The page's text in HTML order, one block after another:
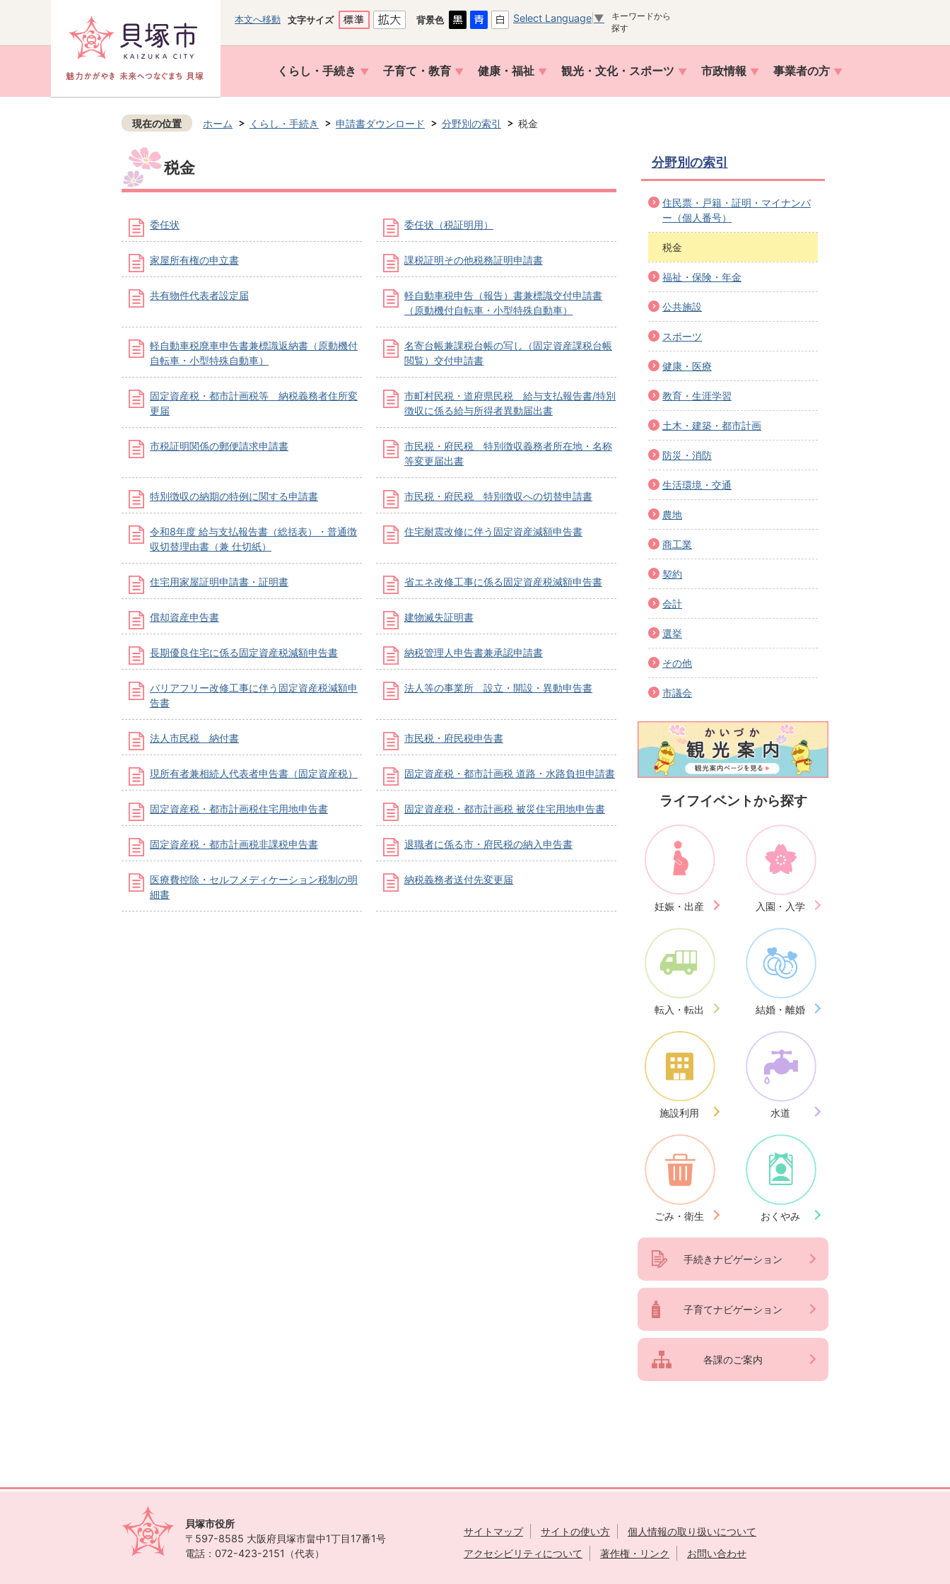
本文へ移動 文字サイズ 背景色 Select Language ▼
キーワードから
探す
くらし・手続き 子育て・教育 健康・福祉 観光・文化・スポーツ 市政情報 事業者の方
現在の位置 ホーム くらし・手続き 申請書ダウンロード 分野別の索引 税金
税金
委任状 委任状（税証明用）
家屋所有権の申立書 課税証明その他税務証明申請書
共有物件代表者設定届
軽自動車税申告（報告）書兼標識交付申請書
（原動機付自転車・小型特殊自動車）
軽自動車税廃車申告書兼標識返納書（原動機付
自転車・小型特殊自動車）
名寄台帳兼課税台帳の写し（固定資産課税台帳
閲覧）交付申請書
固定資産税・都市計画税等 納税義務者住所変
更届
市町村民税・道府県民税 給与支払報告書/特別
徴収に係る給与所得者異動届出書
市税証明関係の郵便請求申請書
市民税・府民税 特別徴収義務者所在地・名称
等変更届出書
特別徴収の納期の特例に関する申請書 市民税・府民税 特別徴収への切替申請書
令和8年度 給与支払報告書（総括表）・普通徴
収切替理由書（兼 仕切紙）
住宅耐震改修に伴う固定資産減額申告書
住宅用家屋証明申請書・証明書 省エネ改修工事に係る固定資産税減額申告書
償却資産申告書 建物滅失証明書
長期優良住宅に係る固定資産税減額申告書 納税管理人申告書兼承認申請書
バリアフリー改修工事に伴う固定資産税減額申
告書
法人等の事業所 設立・開設・異動申告書
法人市民税 納付書 市民税・府民税申告書
現所有者兼相続人代表者申告書（固定資産税） 固定資産税・都市計画税 道路・水路負担申請書
固定資産税・都市計画税住宅用地申告書 固定資産税・都市計画税 被災住宅用地申告書
固定資産税・都市計画税非課税申告書 退職者に係る市・府民税の納入申告書
医療費控除・セルフメディケーション税制の明
細書
納税義務者送付先変更届
分野別の索引
住民票・戸籍・証明・マイナンバ
ー（個人番号）
税金
福祉・保険・年金
公共施設
スポーツ
健康・医療
教育・生涯学習
土木・建築・都市計画
防災・消防
生活環境・交通
農地
商工業
契約
会計
選挙
その他
市議会
ライフイベントから探す
妊娠・出産 入園・入学
転入・転出 結婚・離婚
施設利用 水道
ごみ・衛生 おくやみ
手続きナビゲーション
子育てナビゲーション
各課のご案内
貝塚市役所
〒597-8585 大阪府貝塚市畠中1丁目17番1号
電話：072-423-2151（代表）
サイトマップ サイトの使い方
個人情報の取り扱いについて
アクセシビリティについて
著作権・リンク お問い合わせ